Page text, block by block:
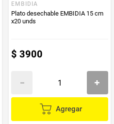
EMBIDIA
Plato desechable EMBIDIA 15 cm
x20 unds
$ 3900
Agregar